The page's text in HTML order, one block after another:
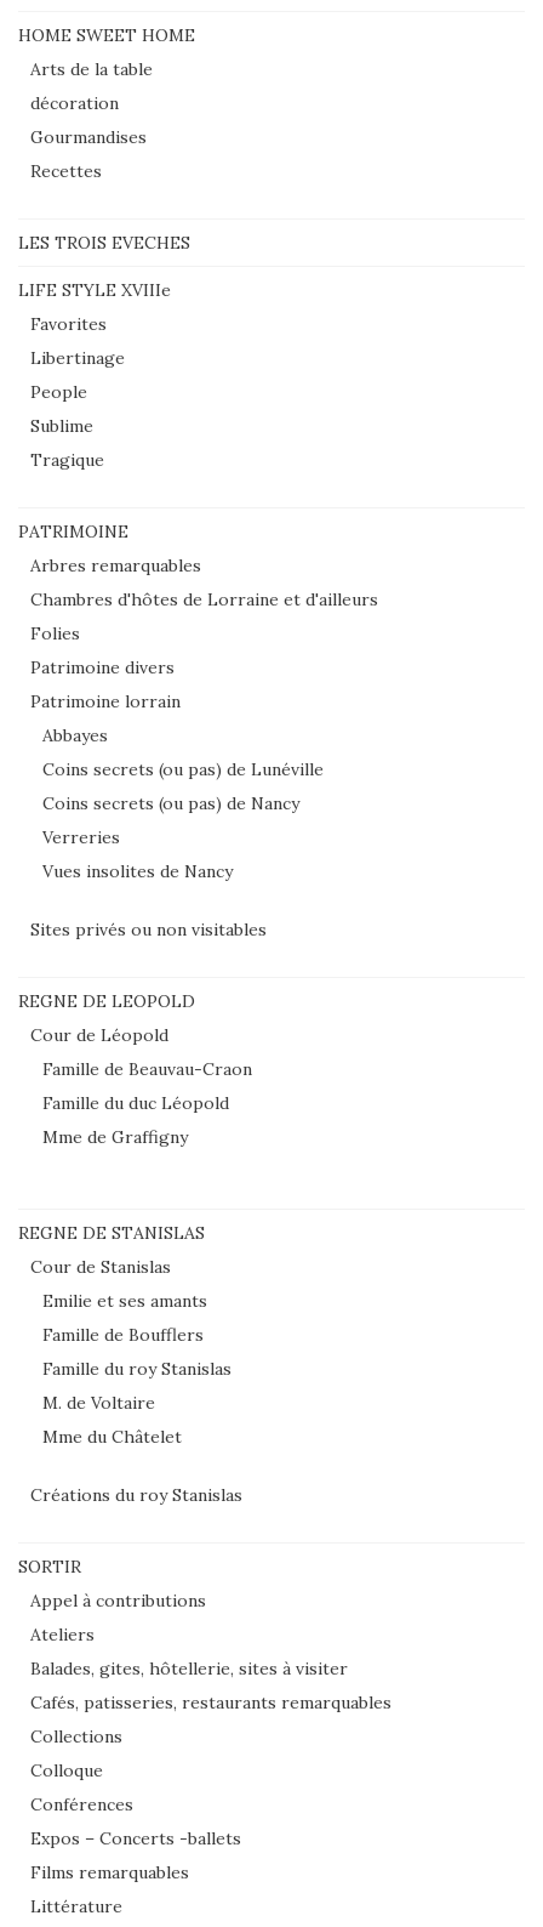
HOME SWEET HOME
Arts de la table
décoration
Gourmandises
Recettes
LES TROIS EVECHES
LIFE STYLE XVIIIe
Favorites
Libertinage
People
Sublime
Tragique
PATRIMOINE
Arbres remarquables
Chambres d'hôtes de Lorraine et d'ailleurs
Folies
Patrimoine divers
Patrimoine lorrain
Abbayes
Coins secrets (ou pas) de Lunéville
Coins secrets (ou pas) de Nancy
Verreries
Vues insolites de Nancy
Sites privés ou non visitables
REGNE DE LEOPOLD
Cour de Léopold
Famille de Beauvau-Craon
Famille du duc Léopold
Mme de Graffigny
REGNE DE STANISLAS
Cour de Stanislas
Emilie et ses amants
Famille de Boufflers
Famille du roy Stanislas
M. de Voltaire
Mme du Châtelet
Créations du roy Stanislas
SORTIR
Appel à contributions
Ateliers
Balades, gites, hôtellerie, sites à visiter
Cafés, patisseries, restaurants remarquables
Collections
Colloque
Conférences
Expos – Concerts -ballets
Films remarquables
Littérature